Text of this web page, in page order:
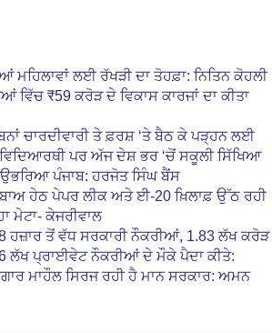
ਮਹਿਲਾਵਾਂ ਲਈ ਰੱਖੜੀ ਦਾ ਤੋਹਫ਼ਾ: ਨਿਤਿਨ ਕੋਹਲੀ
ਵਿੱਚ ₹59 ਕਰੋੜ ਦੇ ਵਿਕਾਸ ਕਾਰਜਾਂ ਦਾ ਕੀਤਾ
ਚਾਰਦੀਵਾਰੀ ਤੇ ਫ਼ਰਸ਼ ‘ਤੇ ਬੈਠ ਕੇ ਪੜ੍ਹਨ ਲਈ
ਪਰ ਅੱਜ ਦੇਸ਼ ਭਰ ‘ਚੋਂ ਸਕੂਲੀ ਸਿੱਖਿਆ
ਪੰਜਾਬ: ਹਰਜੋਤ ਸਿੰਘ ਬੈਂਸ
ਹੇਠ ਪੇਪਰ ਲੀਕ ਅਤੇ ਈ-20 ਖ਼ਿਲਾਫ਼ ਉੱਠ ਰਹੀ
ਮੇਟਾ- ਕੇਜਰੀਵਾਲ
ਹਜ਼ਾਰ ਤੋਂ ਵੱਧ ਸਰਕਾਰੀ ਨੌਕਰੀਆਂ, 1.83 ਲੱਖ ਕਰੋੜ
ਲੱਖ ਪ੍ਰਾਈਵੇਟ ਨੌਕਰੀਆਂ ਦੇ ਮੌਕੇ ਪੈਦਾ ਕੀਤੇ:
ਮਾਹੌਲ ਸਿਰਜ ਰਹੀ ਹੈ ਮਾਨ ਸਰਕਾਰ: ਅਮਨ